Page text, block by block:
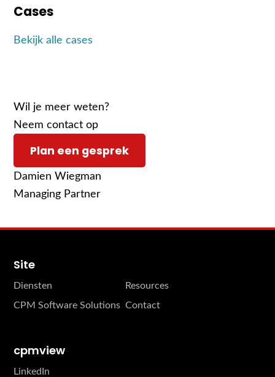
Cases
Bekijk alle cases
Wil je meer weten?
Neem contact op
Plan een gesprek
Damien Wiegman
Managing Partner
Site
Diensten
Resources
CPM Software Solutions Contact
cpmview
LinkedIn